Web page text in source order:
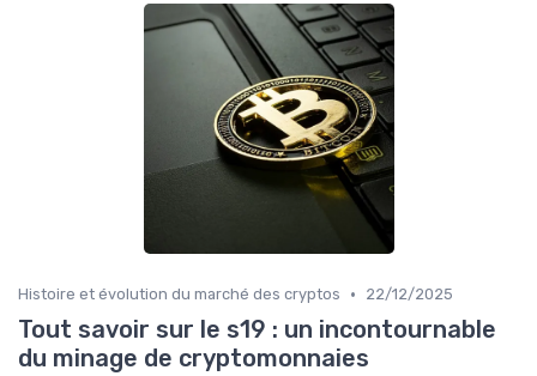
Histoire et évolution du marché des cryptos • 22/12/2025
Tout savoir sur le s19 : un incontournable
du minage de cryptomonnaies